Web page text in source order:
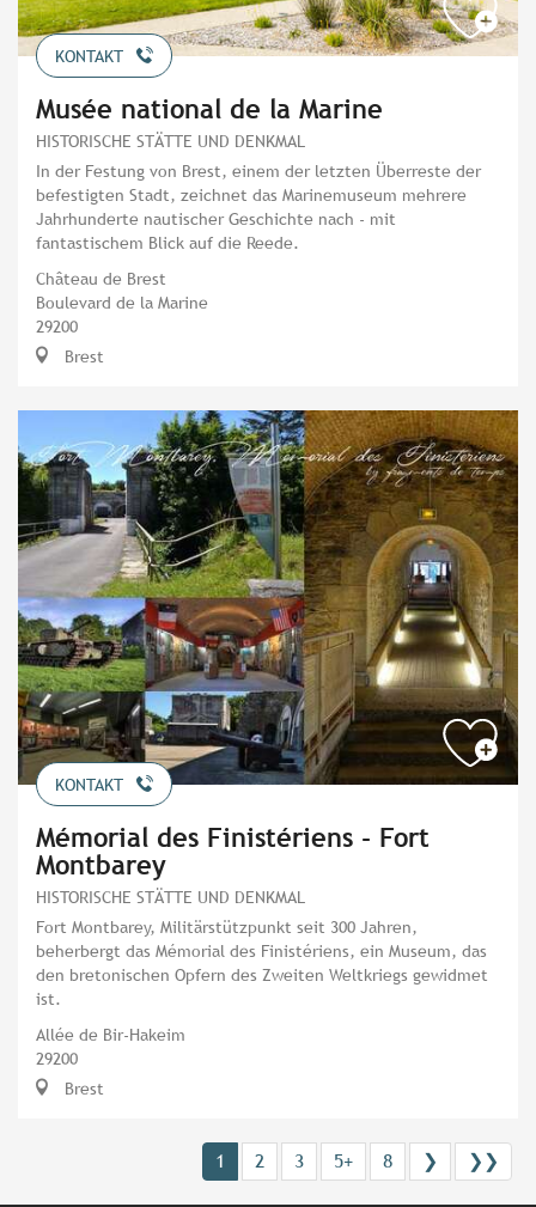
KONTAKT
Musée national de la Marine
HISTORISCHE STÄTTE UND DENKMAL
In der Festung von Brest, einem der letzten Überreste der
befestigten Stadt, zeichnet das Marinemuseum mehrere
Jahrhunderte nautischer Geschichte nach - mit
fantastischem Blick auf die Reede.
Château de Brest
Boulevard de la Marine
29200
Brest
KONTAKT
Mémorial des Finistériens - Fort
Montbarey
HISTORISCHE STÄTTE UND DENKMAL
Fort Montbarey, Militärstützpunkt seit 300 Jahren,
beherbergt das Mémorial des Finistériens, ein Museum, das
den bretonischen Opfern des Zweiten Weltkriegs gewidmet
ist.
Allée de Bir-Hakeim
29200
Brest
1 2 3 5+ 8 ❯ ❯❯